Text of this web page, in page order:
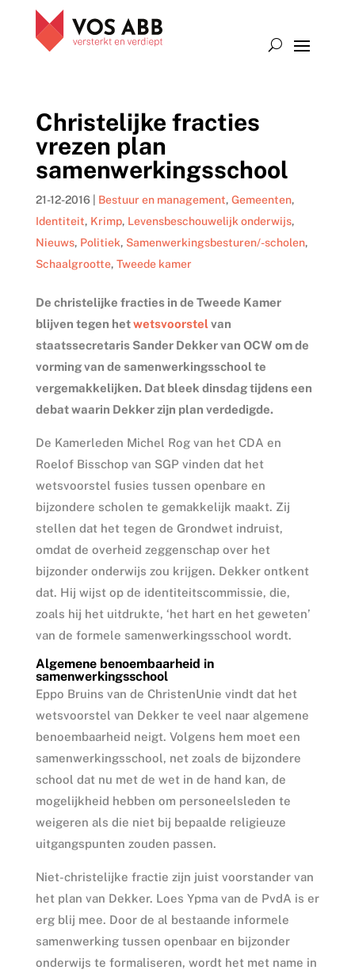
Christelijke fracties
vrezen plan
samenwerkingsschool
21-12-2016| Bestuur en management, Gemeenten,
Identiteit, Krimp, Levensbeschouwelijk onderwijs,
Nieuws, Politiek, Samenwerkingsbesturen/-scholen,
Schaalgrootte, Tweede kamer
De christelijke fracties in de Tweede Kamer
blijven tegen hetwetsvoorstelvan
staatssecretaris Sander Dekker van OCW om de
vorming van de samenwerkingsschool te
vergemakkelijken. Dat bleek dinsdag tijdens een
debat waarin Dekker zijn plan verdedigde.
De Kamerleden Michel Rog van het CDA en
Roelof Bisschop van SGP vinden dat het
wetsvoorstel fusies tussen openbare en
bijzondere scholen te gemakkelijk maakt. Zij
stellen dat het tegen de Grondwet indruist,
omdat de overheid zeggenschap over het
bijzonder onderwijs zou krijgen. Dekker ontkent
dat. Hij wijst op de identiteitscommissie, die,
zoals hij het uitdrukte, ‘het hart en het geweten’
van de formele samenwerkingsschool wordt.
Algemene benoembaarheid in
samenwerkingsschool
Eppo Bruins van de ChristenUnie vindt dat het
wetsvoorstel van Dekker te veel naar algemene
benoembaarheid neigt. Volgens hem moet een
samenwerkingsschool, net zoals de bijzondere
school dat nu met de wet in de hand kan, de
mogelijkheid hebben om personeelsleden te
weigeren als die niet bij bepaalde religieuze
uitgangspunten zouden passen.
Niet-christelijke fractie zijn juist voorstander van
het plan van Dekker. Loes Ypma van de PvdA is er
erg blij mee. Door de al bestaande informele
samenwerking tussen openbaar en bijzonder
onderwijs te formaliseren, wordt het met name in